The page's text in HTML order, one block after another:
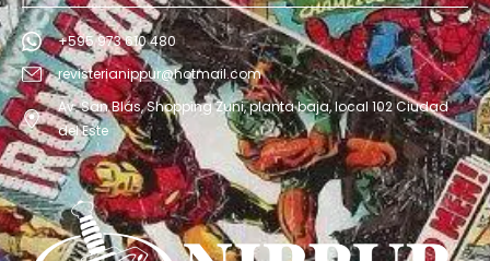
+595 973 610 480
revisterianippur@hotmail.com
Av. San Blás, Shopping Zuni, planta baja, local 102 Ciudad
del Este